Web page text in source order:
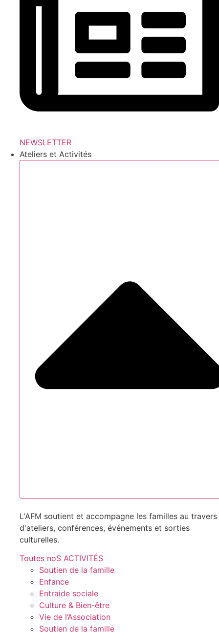
NEWSLETTER
Ateliers et Activités
L'AFM soutient et accompagne les familles au travers
d'ateliers, conférences, événements et sorties
culturelles.
Toutes noS ACTIVITÉS
Soutien de la famille
Enfance
Entraide sociale
Culture & Bien-être
Vie de l’Association
Soutien de la famille